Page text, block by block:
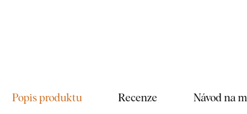
Popis produktu Recenze Návod na